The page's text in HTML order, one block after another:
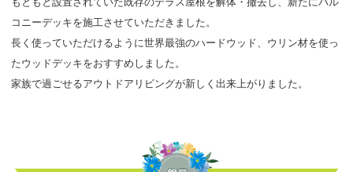
コニーデッキを施工させていただきました。
長く使っていただけるように世界最強のハードウッド、ウリン材を使っ
たウッドデッキをおすすめしました。
家族で過ごせるアウトドアリビングが新しく出来上がりました。